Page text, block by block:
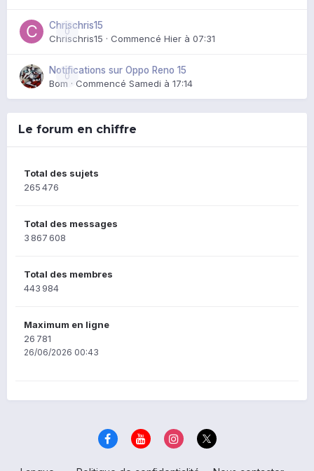
0
Chrischris15
Chrischris15 · Commencé Hier à 07:31
0
Notifications sur Oppo Reno 15
Bom · Commencé Samedi à 17:14
Le forum en chiffre
Total des sujets
265 476
Total des messages
3 867 608
Total des membres
443 984
Maximum en ligne
26 781
26/06/2026 00:43